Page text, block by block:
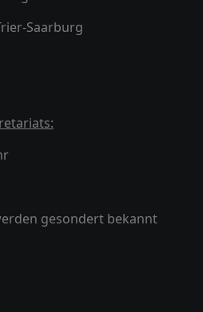
Saarburg
gesondert bekannt